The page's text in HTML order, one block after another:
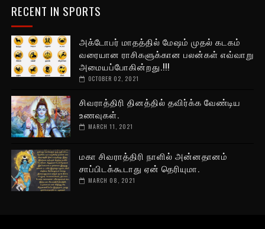
RECENT IN SPORTS
அக்டோபர் மாதத்தில் மேஷம் முதல் கடகம்
வரையான ராசிகளுக்கான பலன்கள் எவ்வாறு
அமையப்போகின்றது.!!!
OCTOBER 02, 2021
சிவராத்திரி தினத்தில் தவிர்க்க வேண்டிய
உணவுகள்.
MARCH 11, 2021
மகா சிவராத்திரி நாளில் அன்னதானம்
சாப்பிடக்கூடாது ஏன் தெரியுமா.
MARCH 08, 2021